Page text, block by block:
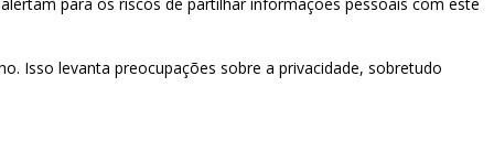
Isso levanta preocupações sobre a privacidade, sobretudo